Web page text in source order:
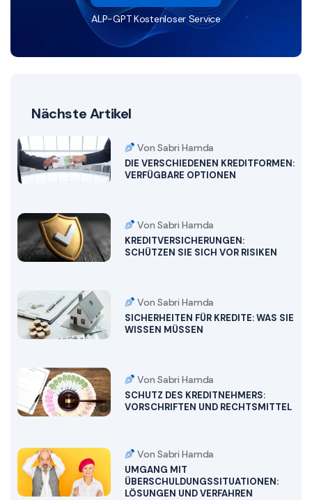
ALP-GPT Kostenloser Service
Nächste Artikel
Von Sabri Hamda
DIE VERSCHIEDENEN KREDITFORMEN:
VERFÜGBARE OPTIONEN
Von Sabri Hamda
KREDITVERSICHERUNGEN:
SCHÜTZEN SIE SICH VOR RISIKEN
Von Sabri Hamda
SICHERHEITEN FÜR KREDITE: WAS SIE
WISSEN MÜSSEN
Von Sabri Hamda
SCHUTZ DES KREDITNEHMERS:
VORSCHRIFTEN UND RECHTSMITTEL
Von Sabri Hamda
UMGANG MIT
ÜBERSCHULDUNGSSITUATIONEN:
LÖSUNGEN UND VERFAHREN